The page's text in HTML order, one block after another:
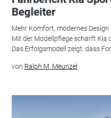
Begleiter
Mehr Komfort, modernes
Mit der Modellpflege schärft Kia
Das Erfolgsmodell zeigt, dass
von Ralph M. Meunzel